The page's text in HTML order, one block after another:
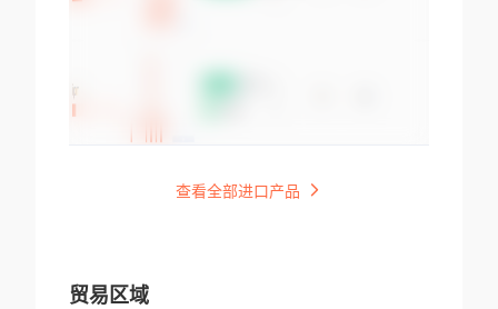
查看全部进口产品
贸易区域